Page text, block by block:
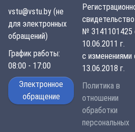
vstu@vstu.by (не
для электронных
обращений)
График работы:
08:00 - 17:00
Электронное
обращение
свидетельство
№ 3141101425
10.06.2011 г.
с изменениями
13.06.2018 г.
Политика в
отношении
обработки
персональных